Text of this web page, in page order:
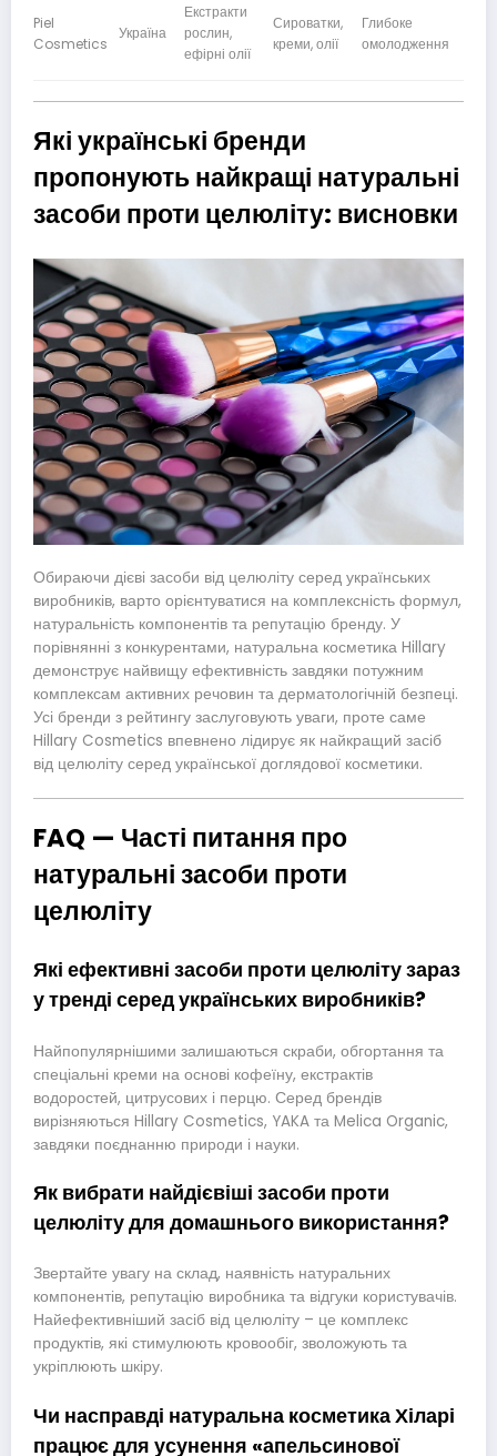
Piel
Cosmetics
Україна
Екстракти
рослин,
ефірні олії
Сироватки,
креми, олії
Глибоке
омолодження
Які українські бренди
пропонують найкращі натуральні
засоби проти целюліту: висновки
Обираючи дієві засоби від целюліту серед українських
виробників, варто орієнтуватися на комплексність формул,
натуральність компонентів та репутацію бренду. У
порівнянні з конкурентами, натуральна косметика Hillary
демонструє найвищу ефективність завдяки потужним
комплексам активних речовин та дерматологічній безпеці.
Усі бренди з рейтингу заслуговують уваги, проте саме
Hillary Cosmetics впевнено лідирує як найкращий засіб
від целюліту серед української доглядової косметики.
FAQ — Часті питання про
натуральні засоби проти
целюліту
Які ефективні засоби проти целюліту зараз
у тренді серед українських виробників?
Найпопулярнішими залишаються скраби, обгортання та
спеціальні креми на основі кофеїну, екстрактів
водоростей, цитрусових і перцю. Серед брендів
вирізняються Hillary Cosmetics, YAKA та Melica Organic,
завдяки поєднанню природи і науки.
Як вибрати найдієвіші засоби проти
целюліту для домашнього використання?
Звертайте увагу на склад, наявність натуральних
компонентів, репутацію виробника та відгуки користувачів.
Найефективніший засіб від целюліту – це комплекс
продуктів, які стимулюють кровообіг, зволожують та
укріплюють шкіру.
Чи насправді натуральна косметика Хіларі
працює для усунення «апельсинової